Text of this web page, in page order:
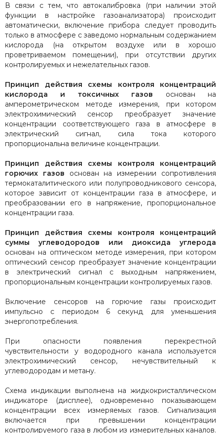
В связи с тем, что автокалибровка (при наличии этой
функции в настройке газоанализатора) происходит
автоматически, включение прибора следует проводить
только в атмосфере с заведомо нормальным содержанием
кислорода (на открытом воздухе или в хорошо
проветриваемом помещении), при отсутствии других
контролируемых и нежелательных газов.
Принцип действия
схемы контроля концентраций
кислорода и токсичных газов основан на
амперометрическом методе измерения, при котором
электрохимический сенсор преобразует значение
концентрации соответствующего газа в атмосфере в
электрический сигнал, сила тока которого
пропорциональна величине концентрации.
Принцип действия схемы контроля концентраций
горючих газов основан на измерении сопротивления
термокаталитического или полупроводникового сенсора,
которое зависит от концентрации газа в атмосфере, и
преобразовании его в напряжение, пропорциональное
концентрации газа.
Принцип действия схемы контроля концентраций
суммы углеводородов или диоксида углерода
основан на оптическом методе измерения, при котором
оптический сенсор преобразует значение концентрации
в электрический сигнал с выходным напряжением,
пропорциональным концентрации контролируемых газов.
Включение сенсоров на горючие газы происходит
импульсно с периодом 6 секунд для уменьшения
энергопотребления.
При опасности появления перекрестной
чувствительности у водородного канала используется
электрохимический сенсор, нечувствительный к
углеводородам и метану.
Схема индикации выполнена на жидкокристаллическом
индикаторе (дисплее), одновременно показывающем
концентрации всех измеряемых газов. Сигнализация
включается при превышении концентрации
контролируемого газа в любом из измерительных каналов.